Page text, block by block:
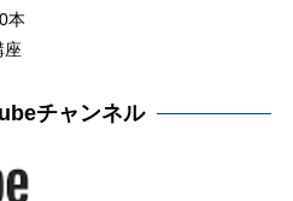
本
座
チャンネル